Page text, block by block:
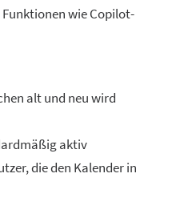
wie Copilot-
alt und neu wird
aktiv
die den Kalender in